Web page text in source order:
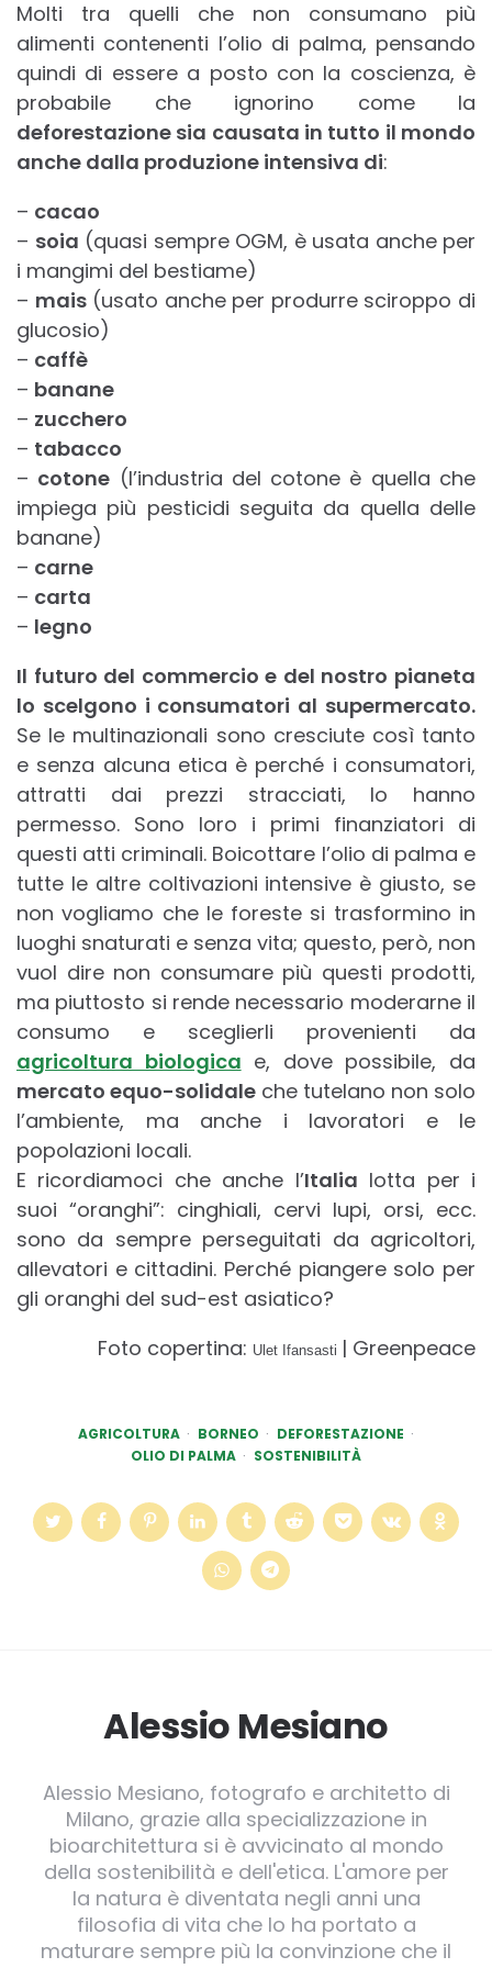
Molti tra quelli che non consumano più
alimenti contenenti l’olio di palma, pensando
quindi di essere a posto con la coscienza, è
probabile che ignorino come la
deforestazione sia causata in tutto il mondo
anche dalla produzione intensiva di:
– cacao
– soia (quasi sempre OGM, è usata anche per
i mangimi del bestiame)
– mais(usato anche per produrre sciroppo di
glucosio)
– caffè
– banane
– zucchero
– tabacco
– cotone (l’industria del cotone è quella che
impiega più pesticidi seguita da quella delle
banane)
– carne
– carta
– legno
Il futuro del commercio e del nostro pianeta
lo scelgono i consumatori al supermercato.
Se le multinazionali sono cresciute così tanto
e senza alcuna etica è perché i consumatori,
attratti dai prezzi stracciati, lo hanno
permesso. Sono loro i primi finanziatori di
questi atti criminali. Boicottare l’olio di palma e
tutte le altre coltivazioni intensive è giusto, se
non vogliamo che le foreste si trasformino in
luoghi snaturati e senza vita; questo, però, non
vuol dire non consumare più questi prodotti,
ma piuttosto si rende necessario moderarne il
consumo e sceglierli provenienti da
agricoltura biologica e, dove possibile, da
mercato equo-solidale che tutelano non solo
l’ambiente, ma anche i lavoratori e le
popolazioni locali.
E ricordiamoci che anche l’Italia lotta per i
suoi “oranghi”: cinghiali, cervi lupi, orsi, ecc.
sono da sempre perseguitati da agricoltori,
allevatori e cittadini. Perché piangere solo per
gli oranghi del sud-est asiatico?
Foto copertina: Ulet Ifansasti | Greenpeace
AGRICOLTURA BORNEO
DEFORESTAZIONE
OLIO DI PALMA
SOSTENIBILITÀ
Alessio Mesiano
Alessio Mesiano, fotografo e architetto di
Milano, grazie alla specializzazione in
bioarchitettura si è avvicinato al mondo
della sostenibilità e dell'etica. L'amore per
la natura è diventata negli anni una
filosofia di vita che lo ha portato a
maturare sempre più la convinzione che il